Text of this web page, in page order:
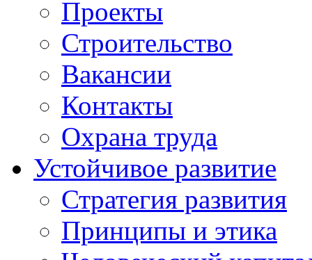
Проекты
Строительство
Вакансии
Контакты
Охрана труда
Устойчивое развитие
Стратегия развития
Принципы и этика